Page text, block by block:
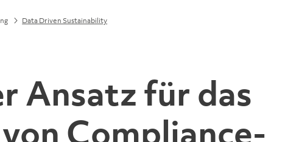
Data Driven Sustainability
Ansatz für das
Compliance-